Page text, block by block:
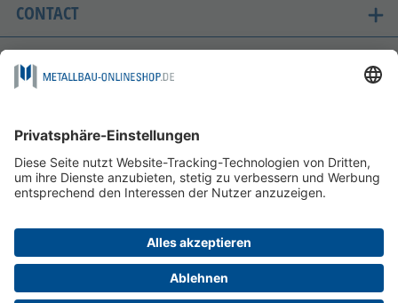
CONTACT
LES PAYS OÙ NOUS LIVRONS
FOLGEN SIE UNS AUF
POSSIBILITÉS DE PAIEMENT
AIDE & ASSISTANCE